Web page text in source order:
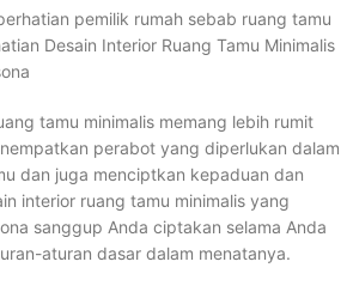
tamu minimalis memang lebih rumit
perabot yang diperlukan dalam
dan juga menciptkan kepaduan dan
interior ruang tamu minimalis yang
sanggup Anda ciptakan selama Anda
aturan dasar dalam menatanya.